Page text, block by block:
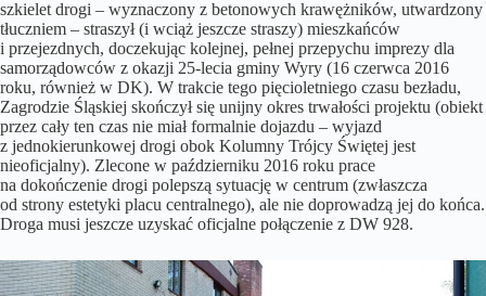
szkielet drogi – wyznaczony z betonowych krawężników, utwardzony
tłuczniem – straszył (i wciąż jeszcze straszy) mieszkańców
i przejezdnych, doczekując kolejnej, pełnej przepychu imprezy dla
samorządowców z okazji 25-lecia gminy Wyry (16 czerwca 2016
roku, również w DK). W trakcie tego pięcioletniego czasu bezładu,
Zagrodzie Śląskiej skończył się unijny okres trwałości projektu (obiekt
przez cały ten czas nie miał formalnie dojazdu – wyjazd
z jednokierunkowej drogi obok Kolumny Trójcy Świętej jest
nieoficjalny). Zlecone w październiku 2016 roku prace
na dokończenie drogi polepszą sytuację w centrum (zwłaszcza
od strony estetyki placu centralnego), ale nie doprowadzą jej do końca.
Droga musi jeszcze uzyskać oficjalne połączenie z DW 928.